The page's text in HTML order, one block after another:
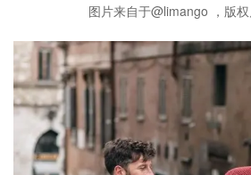
图片来自于@limango ，版